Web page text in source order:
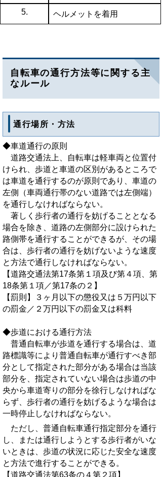
5.
ヘルメットを着用
自転車の通行方法等に関する主
なルール
通行場所・方法
◆車道通行の原則
道路交通法上、自転車は軽車両と位置付
けられ、歩道と車道の区別があるところで
は車道を通行するのが原則であり、車道の
左側（車両通行帯のない道路では左側端）
を通行しなければならない。
著しく歩行者の通行を妨げることとなる
場合を除き、道路の左側部分に設けられた
路側帯を通行することができるが、その場
合は、歩行者の通行を妨げないような速度
と方法で通行しなければならない。
【道路交通法第17条第１項及び第４項、第
18条第１項／第17条の２】
【罰則】３ヶ月以下の懲役又は５万円以下
の罰金／２万円以下の罰金又は科料
◆歩道における通行方法
普通自転車が歩道を通行する場合は、道
路標識等により普通自転車が通行すべき部
分として指定された部分がある場合は当該
部分を、指定されていない場合は歩道の中
央から車道寄りの部分を徐行しなければな
らず、歩行者の通行を妨げるような場合は
一時停止しなければならない。
ただし、普通自転車通行指定部分を通行
し、または通行しようとする歩行者がいな
いときは、歩道の状況に応じた安全な速度
と方法で進行することができる。
【道路交通法第63条の４第２項】